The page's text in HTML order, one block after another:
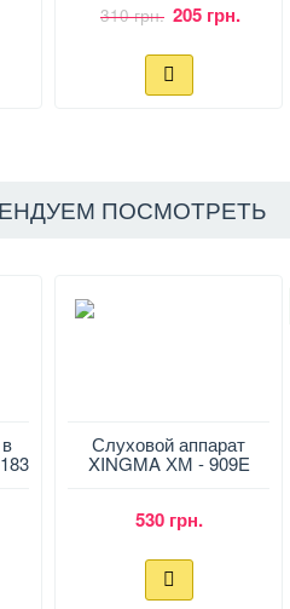
310 грн. 205 грн.
ПОСМОТРЕТЬ
Слуховой аппарат
XINGMA ХМ - 909E
530 грн.